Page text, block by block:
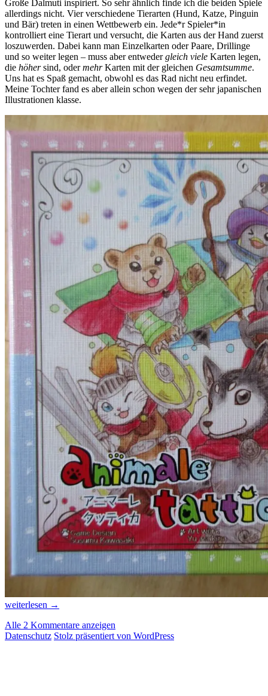
Große Dalmuti inspiriert. So sehr ähnlich finde ich die beiden Spiele
allerdings nicht. Vier verschiedene Tierarten (Hund, Katze, Pinguin
und Bär) treten in einen Wettbewerb ein. Jede*r Spieler*in
kontrolliert eine Tierart und versucht, die Karten aus der Hand zuerst
loszuwerden. Dabei kann man Einzelkarten oder Paare, Drillinge
und so weiter legen – muss aber entwedergleich viele Karten legen,
die höhersind, odermehrKarten mit der gleichen Gesamtsumme.
Uns hat es Spaß gemacht, obwohl es das Rad nicht neu erfindet.
Meine Tochter fand es aber allein schon wegen der sehr japanischen
Illustrationen klasse.
Die
Brand-
Liste
weiterlesen →
Alle 2 Kommentare anzeigen
Datenschutz Stolz präsentiert von WordPress